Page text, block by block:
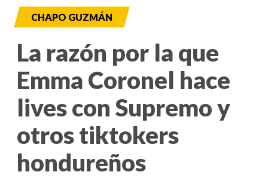
CHAPO GUZMÁN
La razón por la que
Emma Coronel hace
lives con Supremo y
otros tiktokers
hondureños